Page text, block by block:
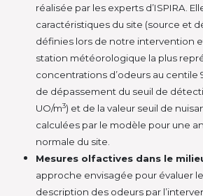
réalisée par les experts d’ISPIRA.
caractéristiques du site (source et
définies lors de notre intervention
station météorologique la plus
concentrations d’odeurs au centile
de dépassement du seuil de
UO/m3) et de la valeur seuil de
calculées par le modèle pour une
normale du site.
Mesures olfactives dans le
approche envisagée pour évaluer
description des odeurs par